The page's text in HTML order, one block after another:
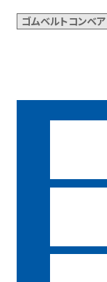
製作実績
サー
設備
金属
搬送
お問い合
ゴムベルトコンベア